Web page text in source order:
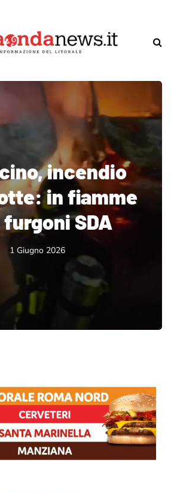
incendio
in fiamme
SDA
1 Giugno 2026